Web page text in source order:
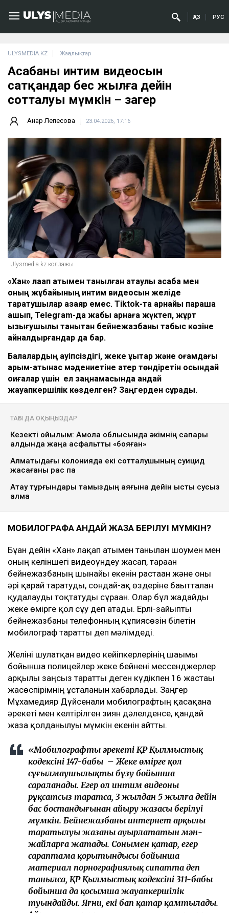
ҚАЗ РУС
ULYSMEDIA.KZ Жаңалықтар
Асабаның интим видеосын
сатқандар бес жылға дейін
сотталуы мүмкін – заңгер
Анар Лепесова 23.04.2026, 17:16
Ulysmedia.kz коллажы
«Хан» лақап атымен танылған ақтаулық асаба мен
оның жұбайының интим видеосын желіде
таратушылар азаяр емес. Тiktok-та арнайы парақша
ашып, Telegram-да жабық арнаға жүктеп, жұрт
қызығушылық танытқан бейнежазбаны табыс көзіне
айналдырғандар да бар.
Балалардың қауіпсіздігі, жеке құқықтар және қоғамдағы
қарым-қатынас мәдениетіне қатер төндіретін осындай
оқиғалар үшін ел заңнамасында қандай
жауапкершілік көзделген? Заңгерден сұрадық.
ТАҒЫ ДА ОҚЫҢЫЗДАР
Кезекті қойылым: Ақмола облысында әкімнің сапары
алдында жаңа асфальтты «бояған»
Алматыдағы колонияда екі сотталушының суицид
жасағаны рас па
Ақтау тұрғындары тамыздың аяғына дейін ыстық сусыз
қалмақ
МОБИЛОГРАФҚА ҚАНДАЙ ЖАЗА БЕРІЛУІ МҮМКІН?
Бұған дейін «Хан» лақап атымен танылған шоумен мен
оның келіншегі видеоүндеу жасап, тараған
бейнежазбаның шынайы екенін растаған және оны
әрі қарай таратуды, сондай-ақ өздеріне бағытталған
қудалауды тоқтатуды сұраған. Олар бұл жағдайды
жеке өмірге қол сұғу деп атады. Ерлі-зайыпты
бейнежазбаны телефонның құпиясөзін білетін
мобилограф таратты деп мәлімдеді.
Желіні шулатқан видео кейіпкерлерінің шағымы
бойынша полицейлер жеке бейнені мессенджерлер
арқылы заңсыз таратты деген күдікпен 16 жастағы
жасөспірімнің ұсталғанын хабарлады. Заңгер
Мұхамедияр Дүйсенғали мобилографтың қасақана
әрекеті мен келтірілген зиян дәлелденсе, қандай
жаза қолданылуы мүмкін екенін айтты.
«Мобилографтың әрекеті ҚР Қылмыстық
кодексінің 147-бабы – Жеке өмірге қол
сұғылмаушылықты бұзу бойынша
сараланады. Егер ол интим видеоны
рұқсатсыз таратса, 3 жылдан 5 жылға дейін
бас бостандығынан айыру жазасы берілуі
мүмкін. Бейнежазбаның интернет арқылы
таратылуы жазаны ауырлататын мән-
жайларға жатады. Сонымен қатар, егер
сараптама қорытындысы бойынша
материал порнографиялық сипатта деп
танылса, ҚР Қылмыстық кодексінің 311-бабы
бойынша да қосымша жауапкершілік
туындайды. Яғни, екі бап қатар қамтылады.